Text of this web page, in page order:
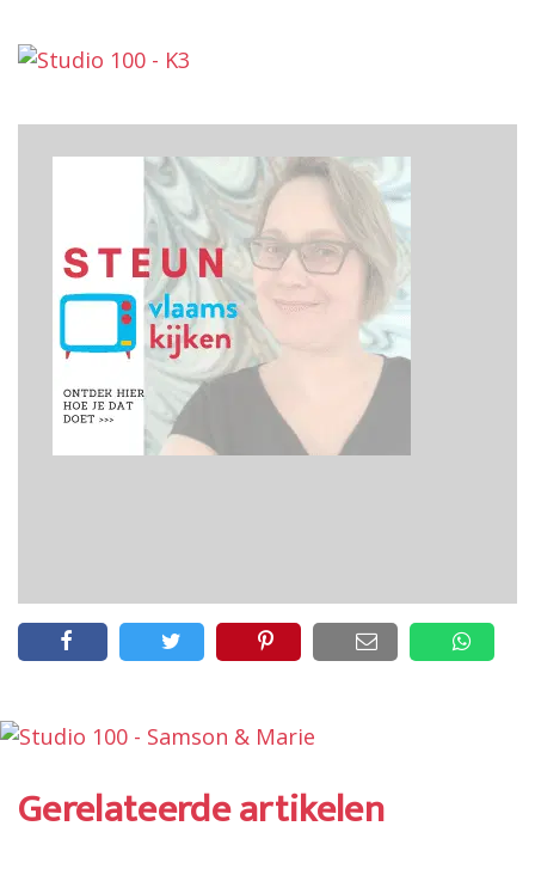
Gerelateerde artikelen